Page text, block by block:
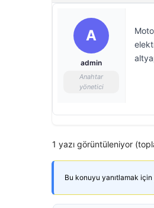
A
admin
Anahtar
yönetici
1 yazı görüntüleniyor
Bu konuyu yanıtlamak için